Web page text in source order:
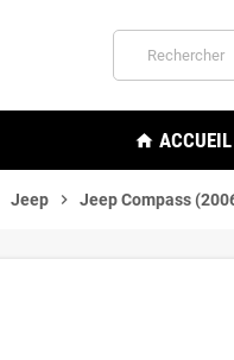
home ACCUEIL
Jeep chevron_right Jeep Compass